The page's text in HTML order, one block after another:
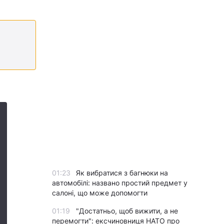
01:23
Як вибратися з багнюки на
автомобілі: названо простий предмет у
салоні, що може допомогти
01:19
"Достатньо, щоб вижити, а не
перемогти": ексчиновниця НАТО про